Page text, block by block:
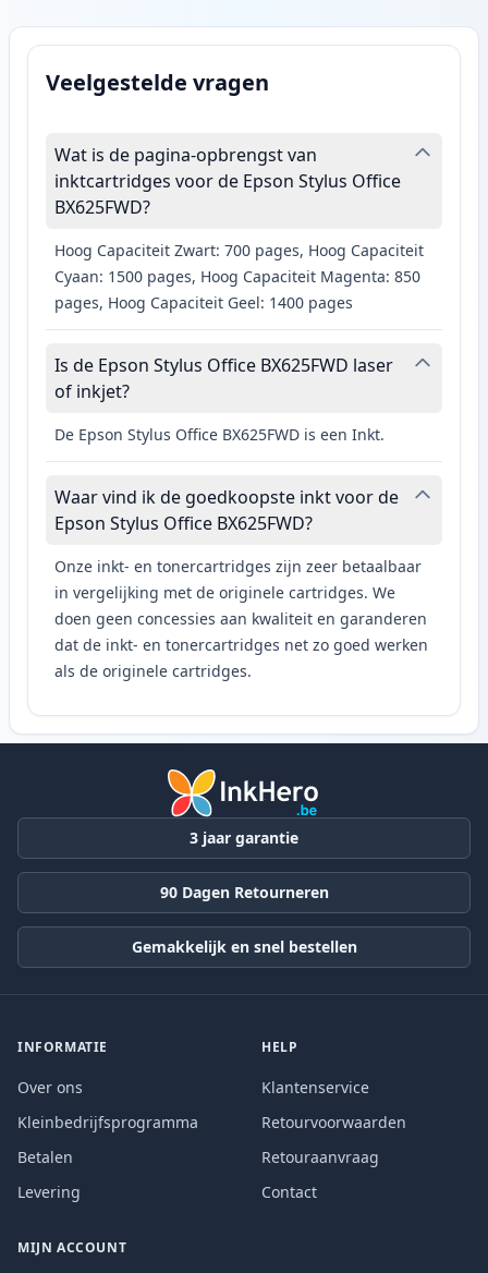
Veelgestelde vragen
Wat is de pagina-opbrengst van
inktcartridges voor de Epson Stylus Office
BX625FWD?
Hoog Capaciteit Zwart: 700 pages, Hoog Capaciteit
Cyaan: 1500 pages, Hoog Capaciteit Magenta: 850
pages, Hoog Capaciteit Geel: 1400 pages
Is de Epson Stylus Office BX625FWD laser
of inkjet?
De Epson Stylus Office BX625FWD is een Inkt.
Waar vind ik de goedkoopste inkt voor de
Epson Stylus Office BX625FWD?
Onze inkt- en tonercartridges zijn zeer betaalbaar
in vergelijking met de originele cartridges. We
doen geen concessies aan kwaliteit en garanderen
dat de inkt- en tonercartridges net zo goed werken
als de originele cartridges.
3 jaar garantie
90 Dagen Retourneren
Gemakkelijk en snel bestellen
INFORMATIE
Over ons
Kleinbedrijfsprogramma
Betalen
Levering
HELP
Klantenservice
Retourvoorwaarden
Retouraanvraag
Contact
MIJN ACCOUNT